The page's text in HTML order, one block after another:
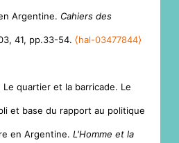
Argentine. Cahiers des
41, pp.33-54. ⟨hal-03477844⟩
Le quartier et la barricade. Le
et base du rapport au politique
en Argentine. L'Homme et la